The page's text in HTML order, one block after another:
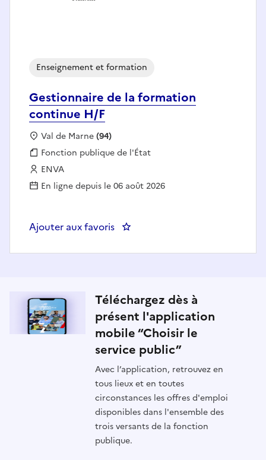
Gestionnaire de la formation
continue H/F
Enseignement et formation
Localisation :
Val de Marne(94)
Fonction publique :
Fonction publique de l'État
Employeur :
ENVA
En ligne depuis le 06 août 2026
Ajouter aux favoris : Gestionnaire de la formation
Téléchargez dès à
présent l'application
mobile “Choisir le
service public”
Avec l’application, retrouvez en
tous lieux et en toutes
circonstances les offres d'emploi
disponibles dans l'ensemble des
trois versants de la fonction
publique.